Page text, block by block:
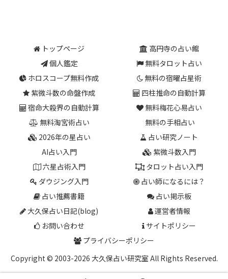
トップページ
高円寺の占い館
個人鑑定
無料タロット占い
ホロスコープ無料作成
無料の宿曜占星術
紫微斗数の命盤作成
四柱推命の自動計算
宿命大殺界の自動計算
無料梅花心易占い
無料淘宮術占い
無料の手相占い
2026年の星占い
占い研究ノート
AI占い入門
紫微斗数入門
六星占術入門
タロット占い入門
ダウジング入門
占い師になるには？
占い推薦書籍
占い掲示板
大久保占い日記(blog)
運営者情報
お問い合わせ
サイトポリシー
プライバシーポリシー
Copyright © 2003-2026 大久保占い研究室 All Rights Reserved.